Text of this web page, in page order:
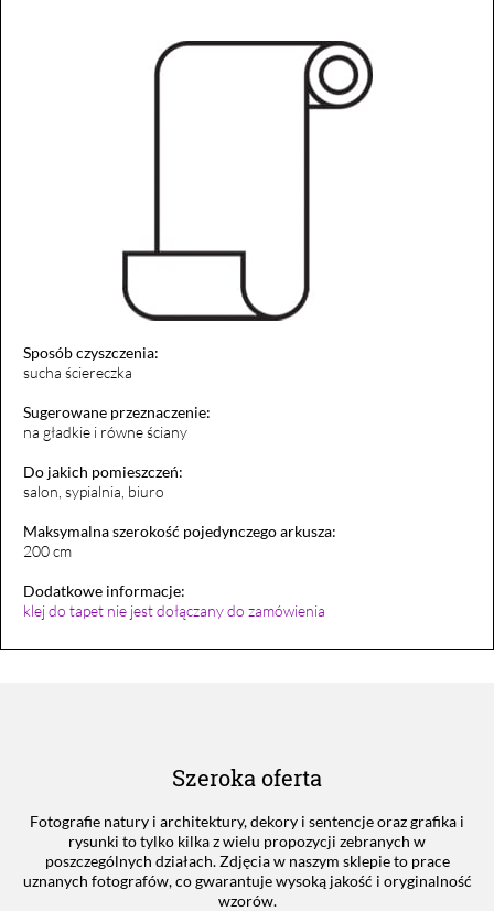
Sposób czyszczenia:
sucha ściereczka
Sugerowane przeznaczenie:
na gładkie i równe ściany
Do jakich pomieszczeń:
salon, sypialnia, biuro
Maksymalna szerokość pojedynczego arkusza:
200 cm
Dodatkowe informacje:
klej do tapet nie jest dołączany do zamówienia
Szeroka oferta
Fotografie natury i architektury, dekory i sentencje oraz grafika i
rysunki to tylko kilka z wielu propozycji zebranych w
poszczególnych działach. Zdjęcia w naszym sklepie to prace
uznanych fotografów, co gwarantuje wysoką jakość i oryginalność
wzorów.